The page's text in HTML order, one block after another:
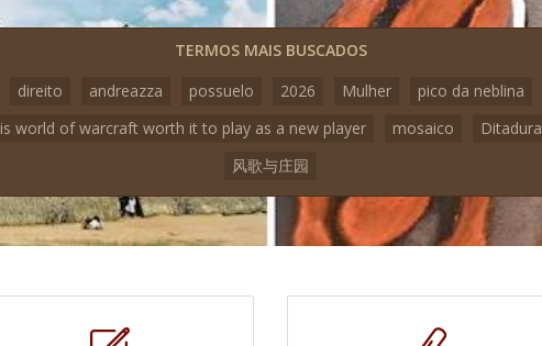
TERMOS MAIS BUSCADOS
direito
andreazza possuelo 2026 Mulher
pico da neblina
is world of warcraft worth it to play as a new player
mosaico
Ditadura
风歌与庄园